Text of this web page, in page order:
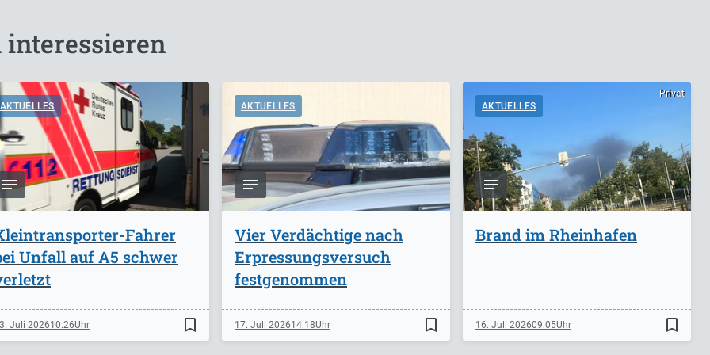
interessieren
AKTUELLES
Fahrer
Unfall auf A5 schwer
Juli 202610:26 bookmark_border
AKTUELLES
Vier Verdächtige nach
Erpressungsversuch
festgenommen
17. Juli 202614:18 bookmark_border
Privat
AKTUELLES
Brand im Rheinhafen
16. Juli 202609:05 bookmark_border